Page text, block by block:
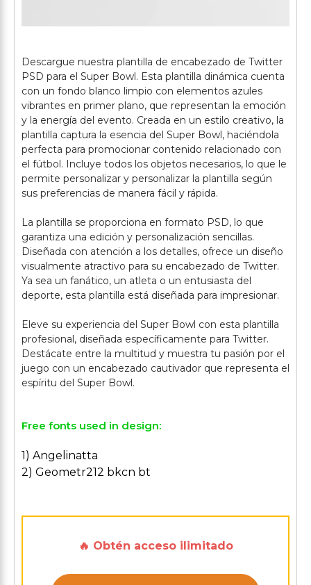
Descargue nuestra plantilla de encabezado de Twitter
PSD para el Super Bowl. Esta plantilla dinámica cuenta
con un fondo blanco limpio con elementos azules
vibrantes en primer plano, que representan la emoción
y la energía del evento. Creada en un estilo creativo, la
plantilla captura la esencia del Super Bowl, haciéndola
perfecta para promocionar contenido relacionado con
el fútbol. Incluye todos los objetos necesarios, lo que le
permite personalizar y personalizar la plantilla según
sus preferencias de manera fácil y rápida.
La plantilla se proporciona en formato PSD, lo que
garantiza una edición y personalización sencillas.
Diseñada con atención a los detalles, ofrece un diseño
visualmente atractivo para su encabezado de Twitter.
Ya sea un fanático, un atleta o un entusiasta del
deporte, esta plantilla está diseñada para impresionar.
Eleve su experiencia del Super Bowl con esta plantilla
profesional, diseñada específicamente para Twitter.
Destácate entre la multitud y muestra tu pasión por el
juego con un encabezado cautivador que representa el
Free fonts used in design:
1) Angelinatta
2) Geometr212 bkcn bt
🔥 Obtén acceso ilimitado